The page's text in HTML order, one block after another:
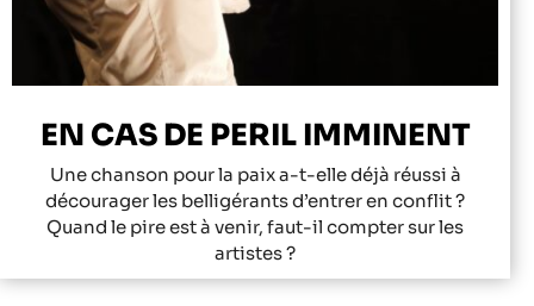
EN CAS DE PERIL IMMINENT
Une chanson pour la paix a-t-elle déjà réussi à
décourager les belligérants d’entrer en conflit ?
Quand le pire est à venir, faut-il compter sur les
artistes ?